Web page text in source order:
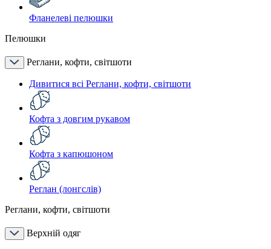
Фланелеві пелюшки
Пелюшки
Реглани, кофти, світшоти
Дивитися всі Реглани, кофти, світшоти
Кофта з довгим рукавом
Кофта з капюшоном
Реглан (лонгслів)
Реглани, кофти, світшоти
Верхній одяг